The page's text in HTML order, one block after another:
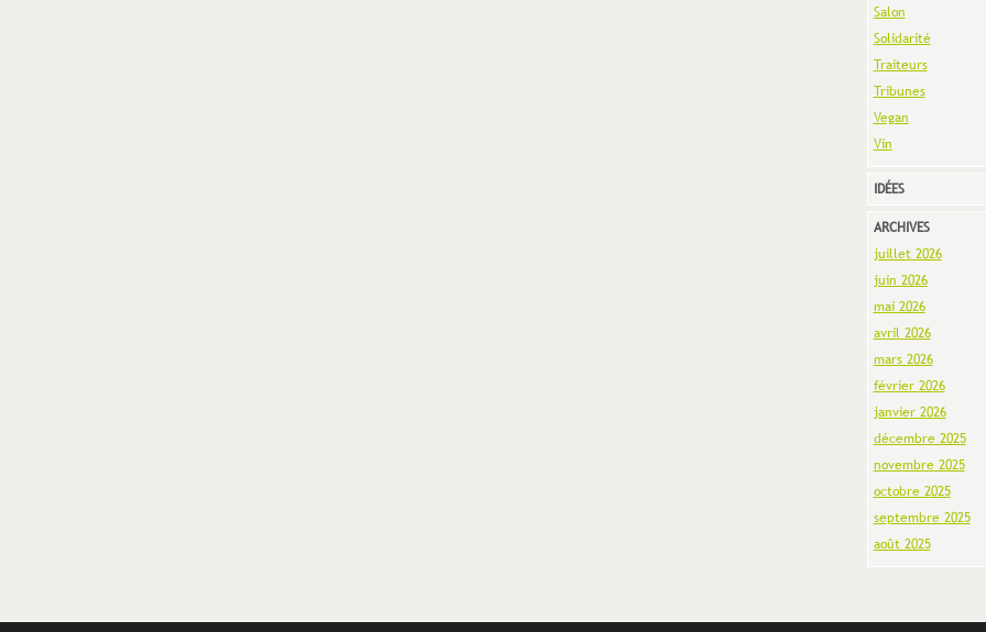
Salon
Solidarité
Traiteurs
Tribunes
Vegan
Vin
IDÉES
ARCHIVES
juillet 2026
juin 2026
mai 2026
avril 2026
mars 2026
février 2026
janvier 2026
décembre 2025
novembre 2025
octobre 2025
septembre 2025
août 2025